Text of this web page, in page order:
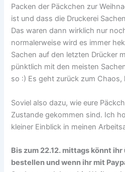
Packen der Päckchen zur
ist und dass die Druckerei
Das waren dann wirklich nur
normalerweise wird es immer
Sachen auf den letzten Drücker
pünktlich mit den meisten
so :) Es geht zurück zum Chaos,
Soviel also dazu, wie eure
Zustande gekommen sind. Ich
kleiner Einblick in meinen
Bis zum 22.12. mittags könnt
bestellen und wenn ihr mit